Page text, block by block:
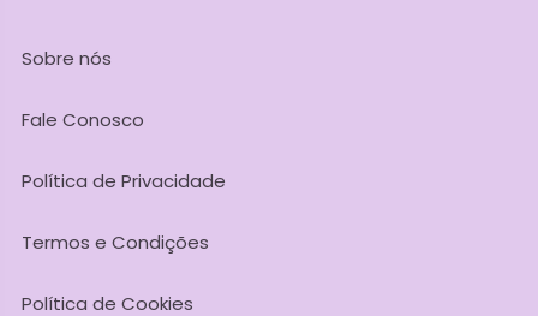
Sobre nós
Fale Conosco
Política de Privacidade
Termos e Condições
Política de Cookies